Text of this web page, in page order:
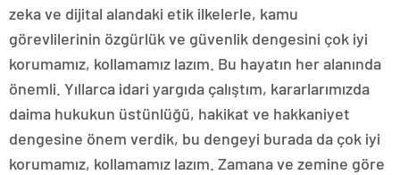
zeka ve dijital alandaki etik ilkelerle, kamu
görevlilerinin özgürlük ve güvenlik dengesini çok iyi
korumamız, kollamamız lazım. Bu hayatın her alanında
önemli. Yıllarca idari yargıda çalıştım, kararlarımızda
daima hukukun üstünlüğü, hakikat ve hakkaniyet
dengesine önem verdik, bu dengeyi burada da çok iyi
korumamız, kollamamız lazım. Zamana ve zemine göre